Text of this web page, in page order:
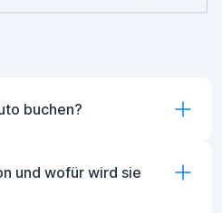
buchen?
und wofür wird sie